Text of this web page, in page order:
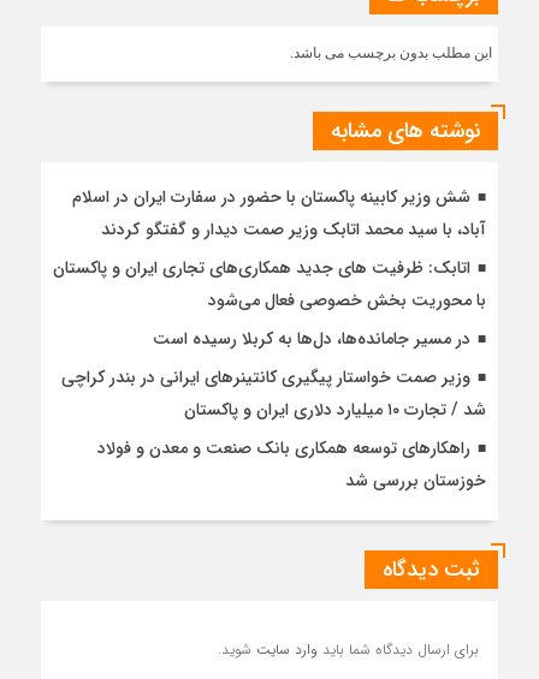
این مطلب بدون برچسب می باشد.
نوشته های مشابه
شش وزیر کابینه پاکستان با حضور در سفارت ایران در اسلام
آباد، با سيد محمد اتابك وزير صمت ديدار و گفتگو كردند
اتابک: ظرفیت های جدید همکاری‌های تجاری ایران و پاکستان
با محوریت بخش خصوصی فعال می‌شود
در مسیر جا‌مانده‌ها، دل‌ها به کربلا رسیده است
وزیر صمت خواستار پیگیری کانتینرهای ایرانی در بندر کراچی
شد / تجارت ۱۰ میلیارد دلاری ایران و پاکستان
راهکارهای توسعه همکاری بانک صنعت و معدن و فولاد
خوزستان بررسی شد
ثبت دیدگاه
برای ارسال دیدگاه شما باید وارد سایت شوید.